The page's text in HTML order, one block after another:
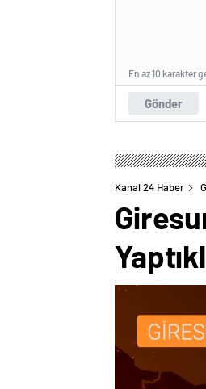
Gönder
En az 10 karakter
Kanal 24 Haber